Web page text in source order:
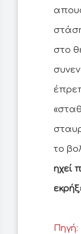
στο
το
ηχεί